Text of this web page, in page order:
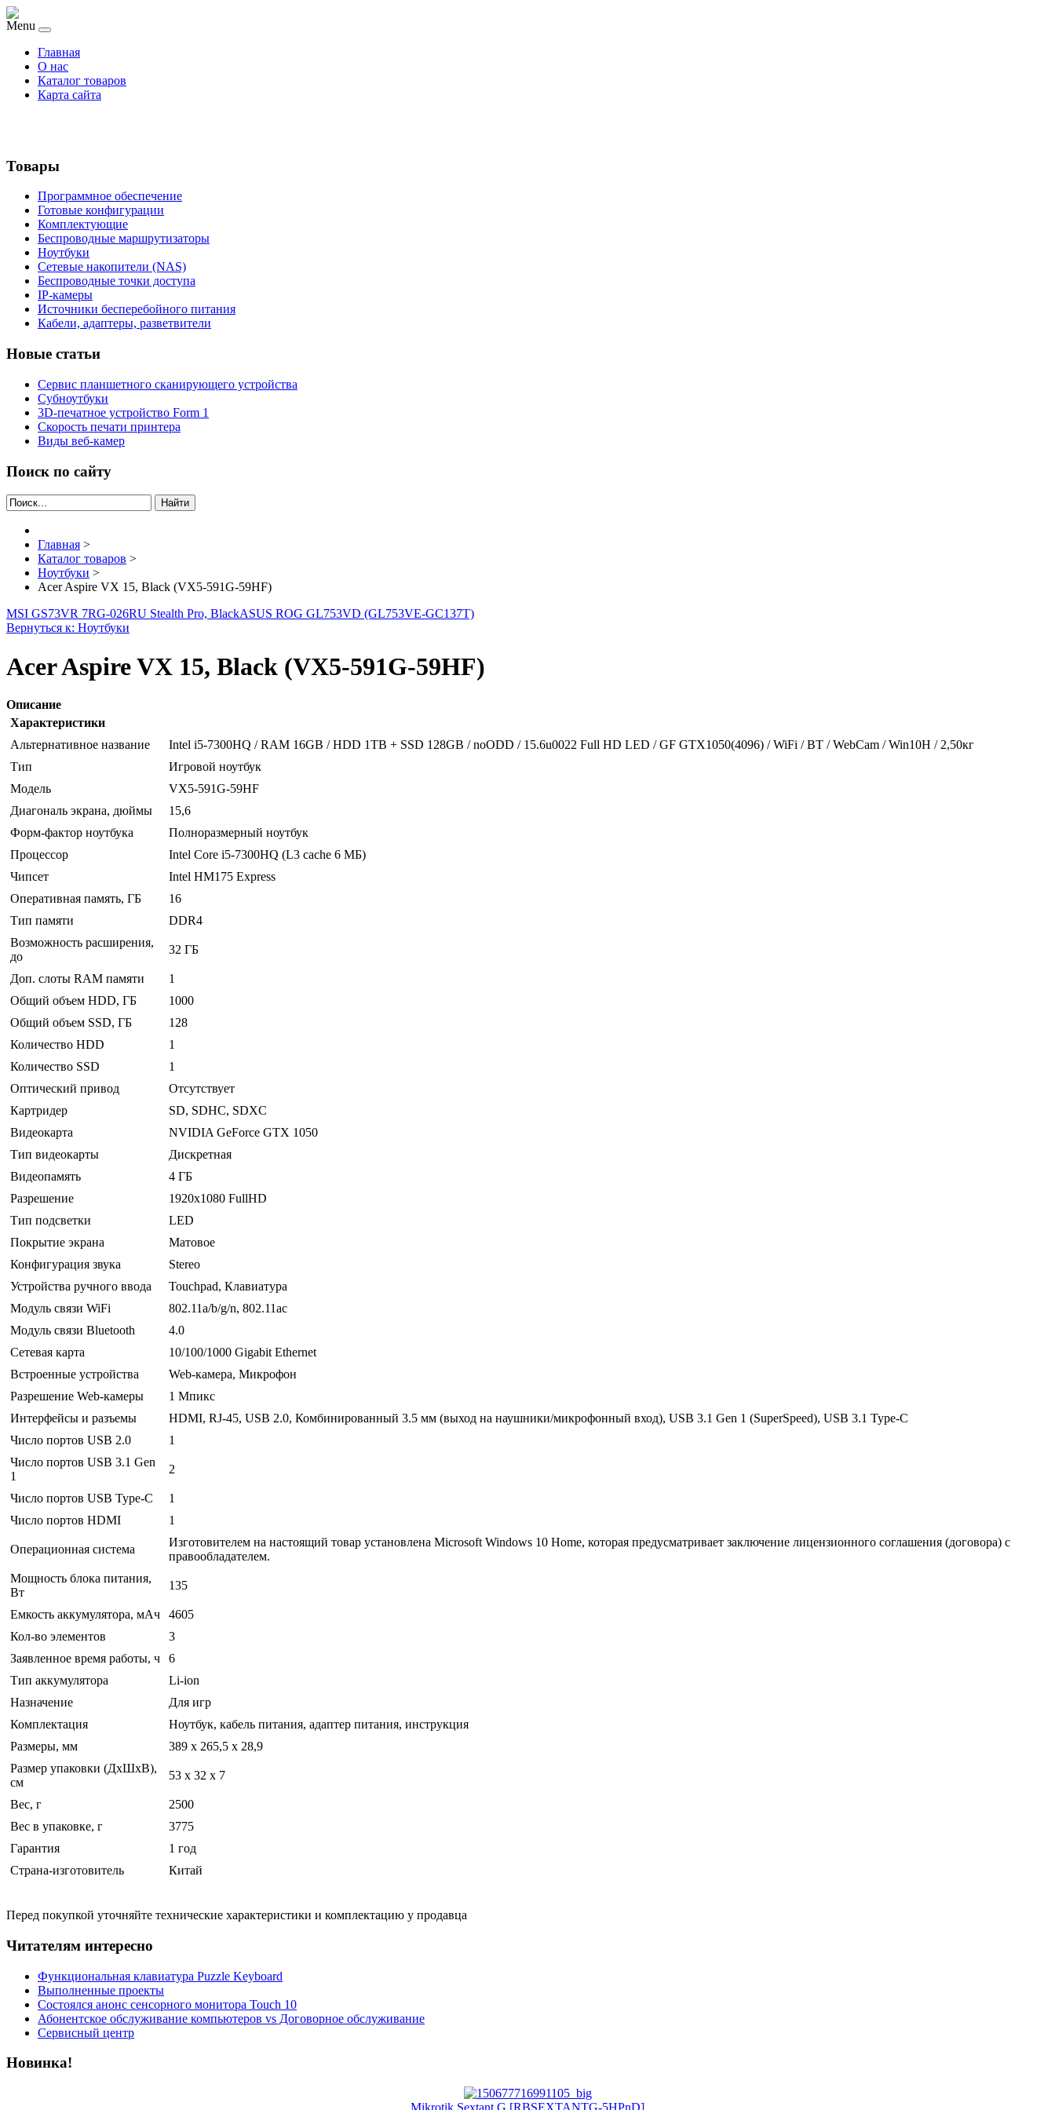
Menu
Главная
О нас
Каталог товаров
Карта сайта
Товары
Программное обеспечение
Готовые конфигурации
Комплектующие
Беспроводные маршрутизаторы
Ноутбуки
Сетевые накопители (NAS)
Беспроводные точки доступа
IP-камеры
Источники бесперебойного питания
Кабели, адаптеры, разветвители
Новые статьи
Сервис планшетного сканирующего устройства
Субноутбуки
3D-печатное устройство Form 1
Скорость печати принтера
Виды веб-камер
Поиск по сайту
Найти
Главная >
Каталог товаров >
Ноутбуки >
Acer Aspire VX 15, Black (VX5-591G-59HF)
MSI GS73VR 7RG-026RU Stealth Pro, BlackASUS ROG GL753VD (GL753VE-GC137T)
Вернуться к: Ноутбуки
Acer Aspire VX 15, Black (VX5-591G-59HF)
Описание
Характеристики
Альтернативное название
Intel i5-7300HQ / RAM 16GB / HDD 1TB + SSD 128GB / noODD / 15.6u0022 Full HD LED / GF GTX1050(4096) / WiFi / BT / WebCam / Win10H / 2,50кг
Тип
Игровой ноутбук
Модель
VX5-591G-59HF
Диагональ экрана, дюймы
15,6
Форм-фактор ноутбука
Полноразмерный ноутбук
Процессор
Intel Core i5-7300HQ (L3 cache 6 МБ)
Чипсет
Intel HM175 Express
Оперативная память, ГБ
16
Тип памяти
DDR4
Возможность расширения,
до
32 ГБ
Доп. слоты RAM памяти
1
Общий объем HDD, ГБ
1000
Общий объем SSD, ГБ
128
Количество HDD
1
Количество SSD
1
Оптический привод
Отсутствует
Картридер
SD, SDHC, SDXC
Видеокарта
NVIDIA GeForce GTX 1050
Тип видеокарты
Дискретная
Видеопамять
4 ГБ
Разрешение
1920x1080 FullHD
Тип подсветки
LED
Покрытие экрана
Матовое
Конфигурация звука
Stereo
Устройства ручного ввода
Touchpad, Клавиатура
Модуль связи WiFi
802.11a/b/g/n, 802.11ac
Модуль связи Bluetooth
4.0
Сетевая карта
10/100/1000 Gigabit Ethernet
Встроенные устройства
Web-камера, Микрофон
Разрешение Web-камеры
1 Мпикс
Интерфейсы и разъемы
HDMI, RJ-45, USB 2.0, Комбинированный 3.5 мм (выход на наушники/микрофонный вход), USB 3.1 Gen 1 (SuperSpeed), USB 3.1 Type-C
Число портов USB 2.0
1
Число портов USB 3.1 Gen
1
2
Число портов USB Type-C
1
Число портов HDMI
1
Операционная система
Изготовителем на настоящий товар установлена Microsoft Windows 10 Home, которая предусматривает заключение лицензионного соглашения (договора) с
правообладателем.
Мощность блока питания,
Вт
135
Емкость аккумулятора, мАч
4605
Кол-во элементов
3
Заявленное время работы, ч
6
Тип аккумулятора
Li-ion
Назначение
Для игр
Комплектация
Ноутбук, кабель питания, адаптер питания, инструкция
Размеры, мм
389 x 265,5 x 28,9
Размер упаковки (ДхШхВ),
см
53 x 32 x 7
Вес, г
2500
Вес в упаковке, г
3775
Гарантия
1 год
Страна-изготовитель
Китай
Перед покупкой уточняйте технические характеристики и комплектацию у продавца
Читателям интересно
Функциональная клавиатура Puzzle Keyboard
Выполненные проекты
Состоялся анонс сенсорного монитора Touch 10
Абонентское обслуживание компьютеров vs Договорное обслуживание
Сервисный центр
Новинка!
Mikrotik Sextant G [RBSEXTANTG-5HPnD]